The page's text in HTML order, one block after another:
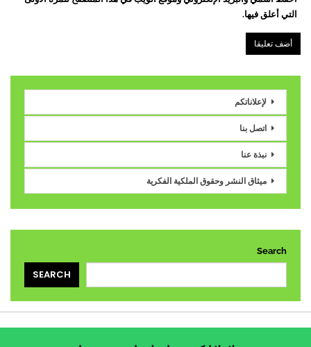
التي أعلق فيها.
لإعلاناتكم
اتصل بنا
نبذة عنا
ميثاق النشر وحقوق الملكية الفكرية
Search
SEARCH